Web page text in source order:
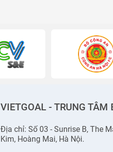
VIETGOAL - TRUNG TÂM
Địa chỉ: Số 03 - Sunrise B, The
Kim, Hoàng Mai, Hà Nội.